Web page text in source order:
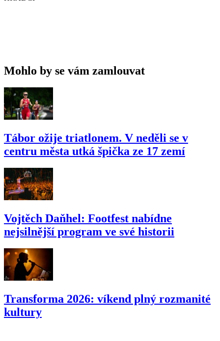
Mohlo by se vám zamlouvat
Tábor ožije triatlonem. V neděli se v
centru města utká špička ze 17 zemí
Vojtěch Daňhel: Footfest nabídne
nejsilnější program ve své historii
Transforma 2026: víkend plný rozmanité
kultury